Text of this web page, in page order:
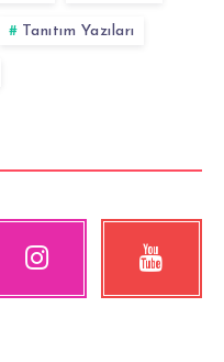
Tanıtım Yazıları
YouTube
Videolara